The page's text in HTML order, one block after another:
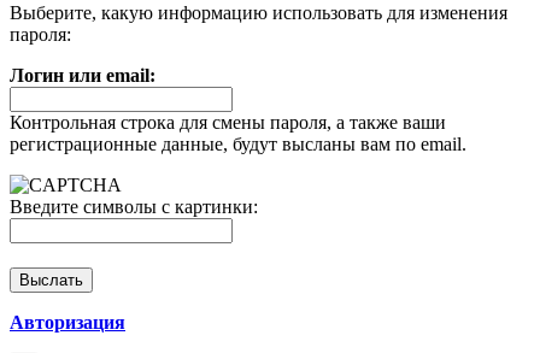
Выберите, какую информацию использовать для изменения
пароля:
Логин или email:
Контрольная строка для смены пароля, а также ваши
регистрационные данные, будут высланы вам по email.
Введите символы с картинки:
Авторизация